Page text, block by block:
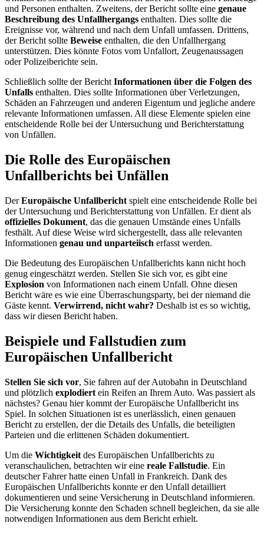
und Personen enthalten. Zweitens, der Bericht sollte eine genaue
Beschreibung des Unfallhergangs enthalten. Dies sollte die
Ereignisse vor, während und nach dem Unfall umfassen. Drittens,
der Bericht sollte Beweise enthalten, die den Unfallhergang
unterstützen. Dies könnte Fotos vom Unfallort, Zeugenaussagen
oder Polizeiberichte sein.
Schließlich sollte der BerichtInformationen über die Folgen des
Unfalls enthalten. Dies sollte Informationen über Verletzungen,
Schäden an Fahrzeugen und anderen Eigentum und jegliche andere
relevante Informationen umfassen. All diese Elemente spielen eine
entscheidende Rolle bei der Untersuchung und Berichterstattung
von Unfällen.
Die Rolle des Europäischen
Unfallberichts bei Unfällen
DerEuropäische Unfallbericht spielt eine entscheidende Rolle bei
der Untersuchung und Berichterstattung von Unfällen. Er dient als
offizielles Dokument, das die genauen Umstände eines Unfalls
festhält. Auf diese Weise wird sichergestellt, dass alle relevanten
Informationen genau und unparteiisch erfasst werden.
Die Bedeutung des Europäischen Unfallberichts kann nicht hoch
genug eingeschätzt werden. Stellen Sie sich vor, es gibt eine
Explosion von Informationen nach einem Unfall. Ohne diesen
Bericht wäre es wie eine Überraschungsparty, bei der niemand die
Gäste kennt. Verwirrend, nicht wahr? Deshalb ist es so wichtig,
dass wir diesen Bericht haben.
Beispiele und Fallstudien zum
Europäischen Unfallbericht
Stellen Sie sich vor, Sie fahren auf der Autobahn in Deutschland
und plötzlich explodiert ein Reifen an Ihrem Auto. Was passiert als
nächstes? Genau hier kommt der Europäische Unfallbericht ins
Spiel. In solchen Situationen ist es unerlässlich, einen genauen
Bericht zu erstellen, der die Details des Unfalls, die beteiligten
Parteien und die erlittenen Schäden dokumentiert.
Um die Wichtigkeit des Europäischen Unfallberichts zu
veranschaulichen, betrachten wir eine reale Fallstudie. Ein
deutscher Fahrer hatte einen Unfall in Frankreich. Dank des
Europäischen Unfallberichts konnte er den Unfall detailliert
dokumentieren und seine Versicherung in Deutschland informieren.
Die Versicherung konnte den Schaden schnell begleichen, da sie alle
notwendigen Informationen aus dem Bericht erhielt.